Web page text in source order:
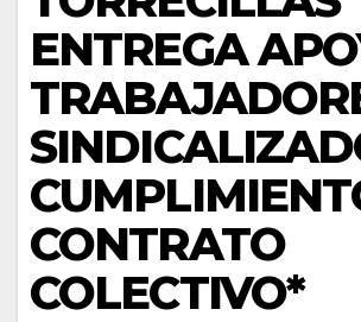
ENTREGA
CONTRATO
COLECTIVO*